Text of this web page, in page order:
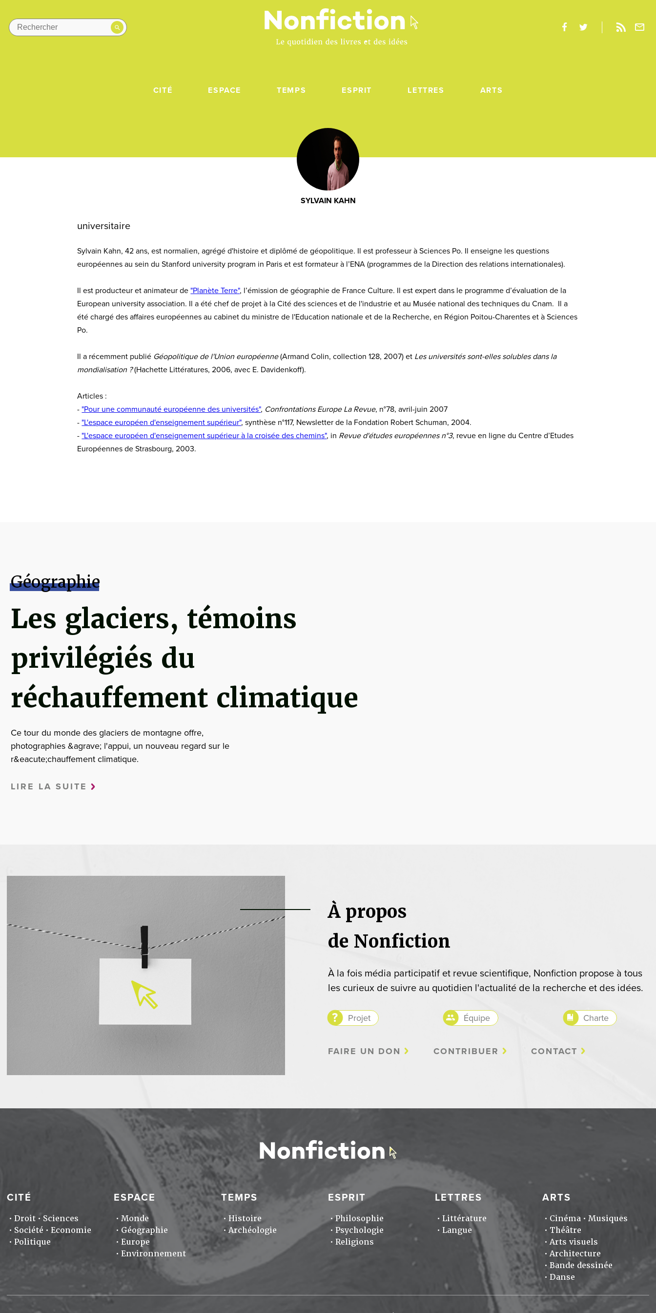
CITÉ ESPACE TEMPS ESPRIT LETTRES ARTS
SYLVAIN KAHN
universitaire
Sylvain Kahn, 42 ans, est normalien, agrégé d'histoire et diplômé de géopolitique. Il est professeur à Sciences Po. Il enseigne les questions
européennes au sein du Stanford university program in Paris et est formateur à l’ENA (programmes de la Direction des relations internationales).
Il est producteur et animateur de "Planète Terre", l’émission de géographie de France Culture. Il est expert dans le programme d’évaluation de la
European university association. Il a été chef de projet à la Cité des sciences et de l'industrie et au Musée national des techniques du Cnam. Il a
été chargé des affaires européennes au cabinet du ministre de l'Education nationale et de la Recherche, en Région Poitou-Charentes et à Sciences
Po.
Il a récemment publié Géopolitique de l'Union européenne(Armand Colin, collection 128, 2007) et Les universités sont-elles solubles dans la
mondialisation ?(Hachette Littératures, 2006, avec E. Davidenkoff).
Articles :
- "Pour une communauté européenne des universités", Confrontations Europe La Revue, n°78, avril-juin 2007
- "L'espace européen d'enseignement supérieur", synthèse n°117, Newsletter de la Fondation Robert Schuman, 2004.
- "L'espace européen d'enseignement supérieur à la croisée des chemins", in Revue d'études européennes n°3, revue en ligne du Centre d’Etudes
Européennes de Strasbourg, 2003.
Géographie
Les glaciers, témoins
privilégiés du
réchauffement climatique
Ce tour du monde des glaciers de montagne offre,
photographies &agrave; l'appui, un nouveau regard sur le
r&eacute;chauffement climatique.
LIRE LA SUITE
À propos
de Nonfiction
À la fois média participatif et revue scientifique, Nonfiction propose à tous
les curieux de suivre au quotidien l'actualité de la recherche et des idées.
Projet Équipe Charte
FAIRE UN DON CONTRIBUER CONTACT
CITÉ
Droit
Sciences
Société
Economie
Politique
ESPACE
Monde
Géographie
Europe
Environnement
TEMPS
Histoire
Archéologie
ESPRIT
Philosophie
Psychologie
Religions
LETTRES
Littérature
Langue
ARTS
Cinéma
Musiques
Théâtre
Arts visuels
Architecture
Bande dessinée
Danse